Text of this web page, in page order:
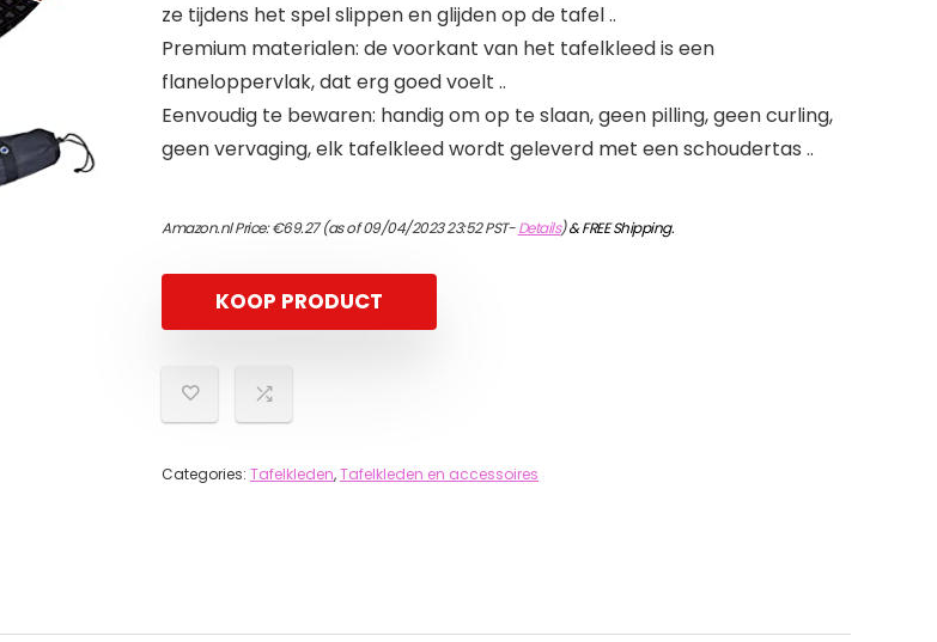
ze tijdens het spel slippen en glijden op de tafel ..
Premium materialen: de voorkant van het tafelkleed is een
flaneloppervlak, dat erg goed voelt ..
Eenvoudig te bewaren: handig om op te slaan, geen pilling, geen curling,
geen vervaging, elk tafelkleed wordt geleverd met een schoudertas ..
Amazon.nl Price:€69.27(as of 09/04/2023 23:52 PST-Details)&FREE Shipping.
KOOP PRODUCT
Categories: Tafelkleden,Tafelkleden en accessoires